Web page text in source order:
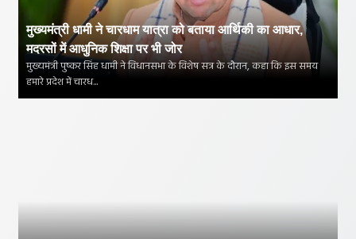
मुख्यमंत्री धामी ने चारधाम यात्रा को बताया आर्थिकी का आधार,
मदरसों में आधुनिक शिक्षा पर भी जोर
मुख्यमंत्री पुष्कर सिंह धामी ने विधानसभा के विशेष सत्र के दौरान, कहा कि इस समय
हमारे प्रदेश में चारध...